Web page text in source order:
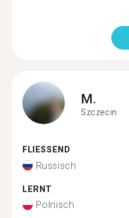
M.
Szczecin
FLIESSEND
Russisch
LERNT
Polnisch